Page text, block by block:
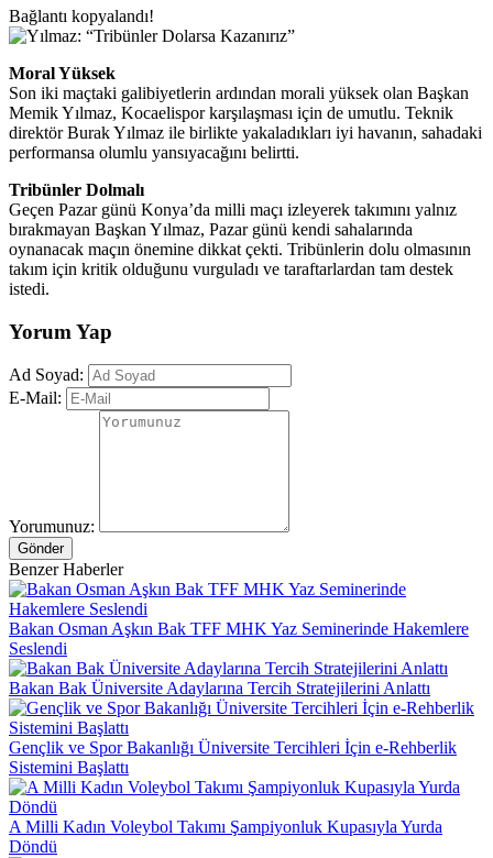
Bağlantı kopyalandı!
Moral Yüksek
Son iki maçtaki galibiyetlerin ardından morali yüksek olan Başkan
Memik Yılmaz, Kocaelispor karşılaşması için de umutlu. Teknik
direktör Burak Yılmaz ile birlikte yakaladıkları iyi havanın, sahadaki
performansa olumlu yansıyacağını belirtti.
Tribünler Dolmalı
Geçen Pazar günü Konya’da milli maçı izleyerek takımını yalnız
bırakmayan Başkan Yılmaz, Pazar günü kendi sahalarında
oynanacak maçın önemine dikkat çekti. Tribünlerin dolu olmasının
takım için kritik olduğunu vurguladı ve taraftarlardan tam destek
istedi.
Yorum Yap
Ad Soyad:
E-Mail:
Yorumunuz:
Gönder
Benzer Haberler
Bakan Osman Aşkın Bak TFF MHK Yaz Seminerinde Hakemlere
Seslendi
Bakan Bak Üniversite Adaylarına Tercih Stratejilerini Anlattı
Gençlik ve Spor Bakanlığı Üniversite Tercihleri İçin e-Rehberlik
Sistemini Başlattı
A Milli Kadın Voleybol Takımı Şampiyonluk Kupasıyla Yurda
Döndü